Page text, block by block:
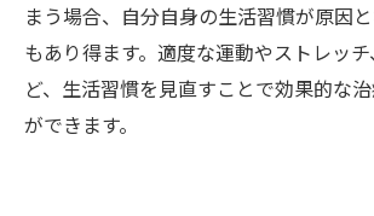
まう場合、自分自身の生活習慣が原因
もあり得ます。適度な運動やストレッ
ど、生活習慣を見直すことで効果的な
ができます。